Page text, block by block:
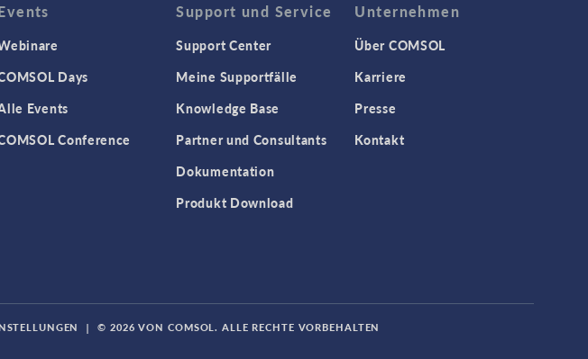
Days
Events
Conference
Support und Service
Support Center
Meine Supportfälle
Knowledge Base
Partner und Consultants
Dokumentation
Produkt Download
Unternehmen
Über COMSOL
Karriere
Presse
Kontakt
| © 2026 VON COMSOL. ALLE RECHTE VORBEHALTEN